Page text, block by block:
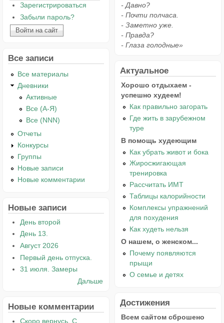
Зарегистрироваться
Забыли пароль?
Все записи
Все материалы
Дневники
Активные
Все (А-Я)
Все (NNN)
Отчеты
Конкурсы
Группы
Новые записи
Новые комментарии
Новые записи
День второй
День 13.
Август 2026
Первый день отпуска.
31 июля. Замеры
Дальше
Новые комментарии
Скоро вернусь. С
- Давно?
- Почти полчаса.
- Заметно уже.
- Правда?
- Глаза голодные»
Актуальное
Хорошо отдыхаем -
успешно худеем!
Как правильно загорать
Где жить в зарубежном
туре
В помощь худеющим
Как убрать живот и бока
Жиросжигающая
тренировка
Рассчитать ИМТ
Таблицы калорийности
Комплексы упражнений
для похудения
Как худеть нельзя
О нашем, о женском...
Почему появляются
прыщи
О семье и детях
Достижения
Всем сайтом сброшено